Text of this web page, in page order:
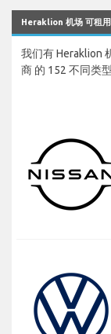
Heraklion 机场 可租
我们有 Heraklion
商 的 152 不同类